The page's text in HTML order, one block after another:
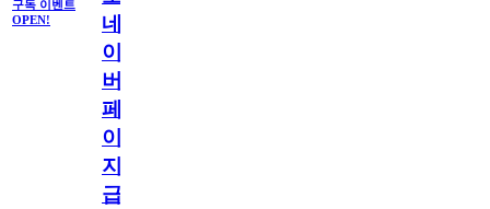
구독 이벤트
OPEN!
네
이
버
페
이
지
급!